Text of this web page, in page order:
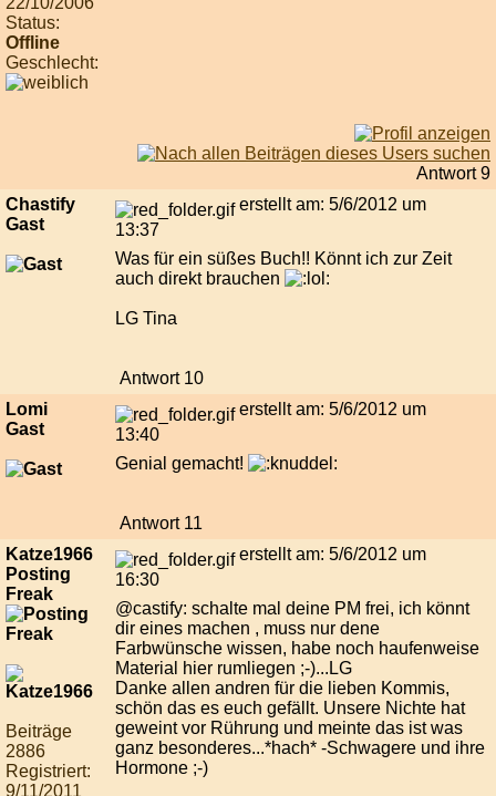
Status:
Offline
Geschlecht:
Antwort 9
Chastify
Gast
erstellt am: 5/6/2012 um
13:37
Was für ein süßes Buch!! Könnt ich zur Zeit
auch direkt brauchen
LG Tina
Antwort 10
Lomi
Gast
erstellt am: 5/6/2012 um
13:40
Genial gemacht!
Antwort 11
Katze1966
Posting
Freak
Beiträge
2886
Registriert:
9/11/2011
erstellt am: 5/6/2012 um
16:30
@castify: schalte mal deine PM frei, ich könnt
dir eines machen , muss nur dene
Farbwünsche wissen, habe noch haufenweise
Material hier rumliegen ;-)...LG
Danke allen andren für die lieben Kommis,
schön das es euch gefällt. Unsere Nichte hat
geweint vor Rührung und meinte das ist was
ganz besonderes...*hach* -Schwagere und ihre
Hormone ;-)